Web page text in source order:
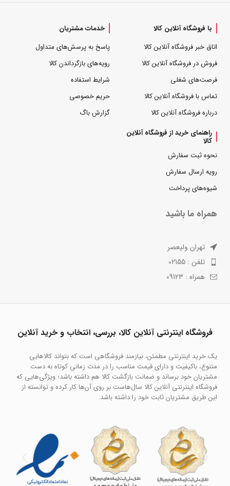
با فروشگاه آنلاین کالا
اتاق خبر فروشگاه آنلاین کالا
فروش در فروشگاه آنلاین کالا
فرصت‌های شغلی
تماس با فروشگاه آنلاین کالا
درباره فروشگاه آنلاین کالا
خدمات مشتریان
پاسخ به پرسش‌های متداول
رویه‌های بازگرداندن کالا
شرایط استفاده
حریم خصوصی
گزارش باگ
راهنمای خرید از فروشگاه آنلاین
کالا
نحوه ثبت سفارش
رویه ارسال سفارش
شیوه‌های پرداخت
همراه ما باشید
تهران ولیعصر
تلفن : 02155
همراه : 09123
فروشگاه اینترنتی آنلاین کالا، بررسی، انتخاب و خرید آنلاین
یک خرید اینترنتی مطمئن، نیازمند فروشگاهی است که بتواند کالاهایی
متنوع، باکیفیت و دارای قیمت مناسب را در مدت زمانی کوتاه به دست
مشتریان خود برساند و ضمانت بازگشت کالا هم داشته باشد؛ ویژگی‌هایی که
فروشگاه اینترنتی آنلاین کالا سال‌هاست بر روی آن‌ها کار کرده و توانسته از
این طریق مشتریان ثابت خود را داشته باشد.